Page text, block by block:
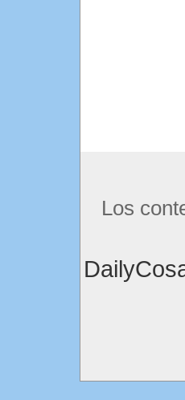
Los